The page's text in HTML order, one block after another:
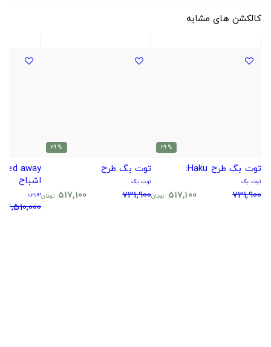
کالکشن های مشابه
% 29
توت بگ طرح Haku:
توت بگ
731,900
517,100 تومان
% 29
توت بگ طرح
توت بگ
731,900
517,100 تومان
اشباح
دورس
4,510,000